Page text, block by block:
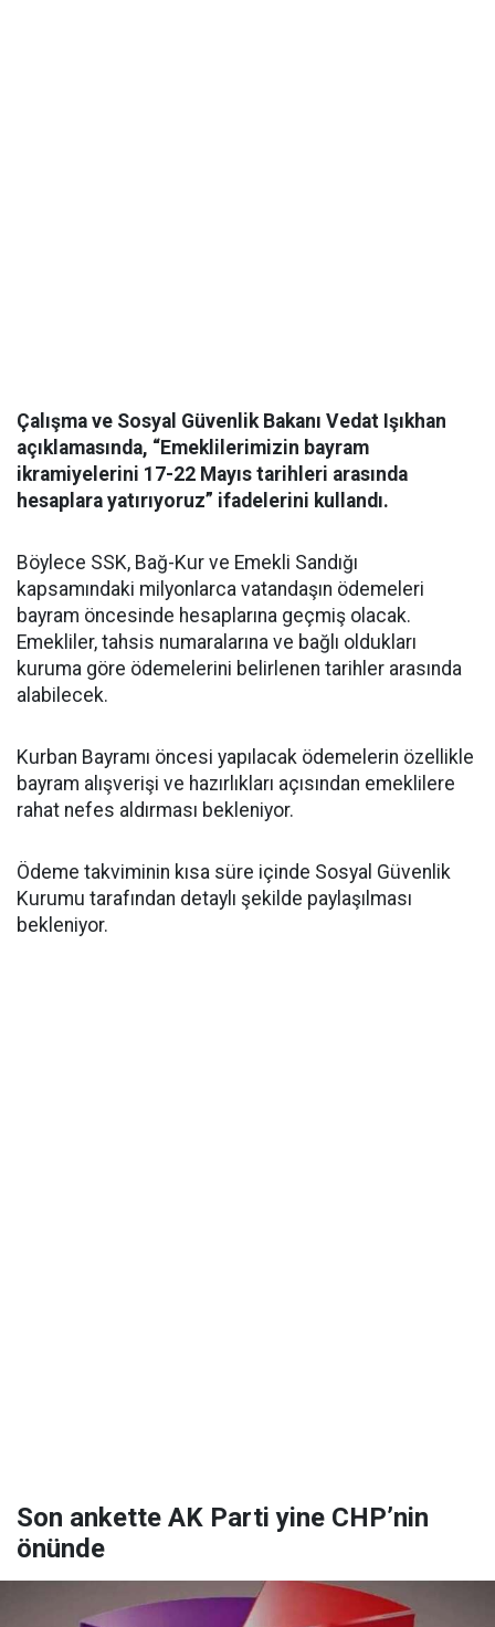
Çalışma ve Sosyal Güvenlik Bakanı Vedat Işıkhan
açıklamasında, “Emeklilerimizin bayram
ikramiyelerini 17-22 Mayıs tarihleri arasında
hesaplara yatırıyoruz” ifadelerini kullandı.
Böylece SSK, Bağ-Kur ve Emekli Sandığı
kapsamındaki milyonlarca vatandaşın ödemeleri
bayram öncesinde hesaplarına geçmiş olacak.
Emekliler, tahsis numaralarına ve bağlı oldukları
kuruma göre ödemelerini belirlenen tarihler arasında
alabilecek.
Kurban Bayramı öncesi yapılacak ödemelerin özellikle
bayram alışverişi ve hazırlıkları açısından emeklilere
rahat nefes aldırması bekleniyor.
Ödeme takviminin kısa süre içinde Sosyal Güvenlik
Kurumu tarafından detaylı şekilde paylaşılması
bekleniyor.
Son ankette AK Parti yine CHP’nin
önünde